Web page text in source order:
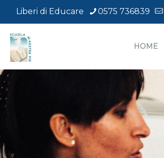
Liberi di Educare 0575 736839
HOME